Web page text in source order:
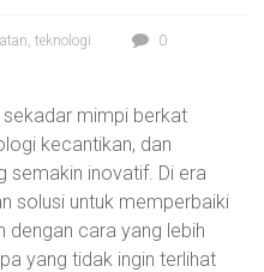
,teknologi
0
mimpi berkat
kecantikan, dan
semakin inovatif. Di era
solusi untuk memperbaiki
dengan cara yang lebih
yang tidak ingin terlihat